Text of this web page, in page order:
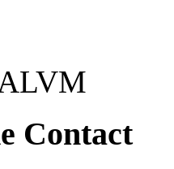
Contact